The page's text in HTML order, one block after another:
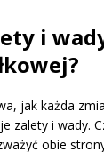
i
jak każda
zalety i wady.
obie